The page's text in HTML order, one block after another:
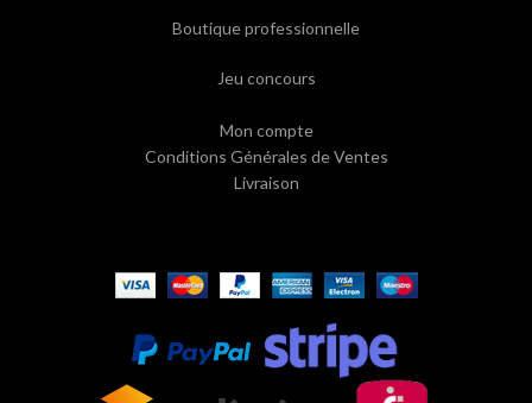
Boutique professionnelle
Jeu concours
Mon compte
Conditions Générales de Ventes
Livraison